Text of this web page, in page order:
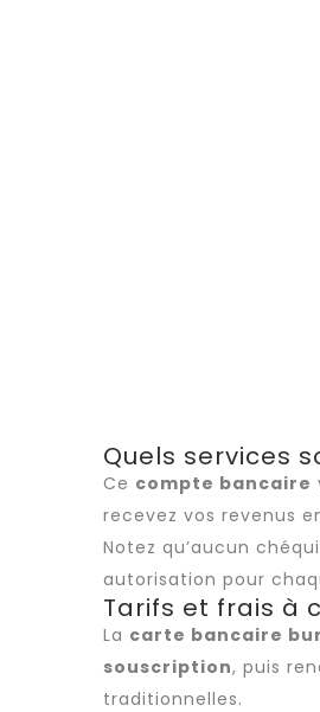
Quels services
Ce compte bancaire
recevez vos revenus
Notez qu’aucun
autorisation pour
Tarifs et frais à
La carte bancaire
souscription, puis
traditionnelles.